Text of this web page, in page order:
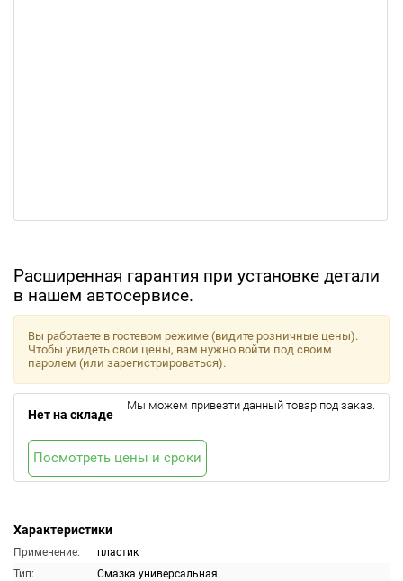
Расширенная гарантия при установке детали
в нашем автосервисе.
Характеристики
Применение:
пластик
Тип:
Смазка универсальная
Вы работаете в гостевом режиме (видите розничные цены).
Чтобы увидеть свои цены, вам нужно войти под своим
паролем (или зарегистрироваться).
Нет на складе
Мы можем привезти данный товар под заказ.
Посмотреть цены и сроки